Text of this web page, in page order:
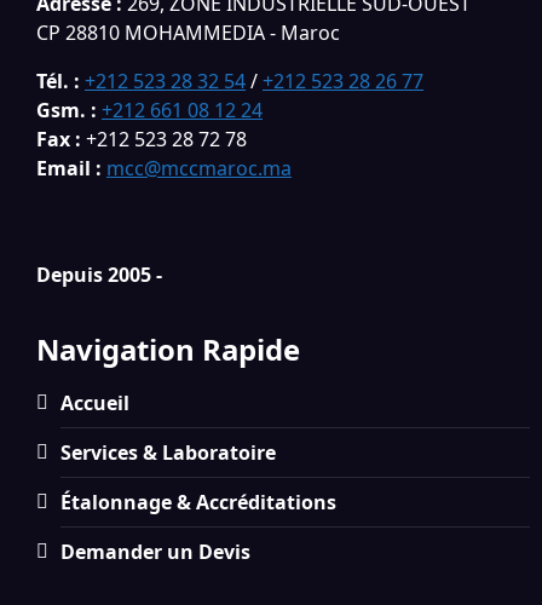
CP 28810 MOHAMMEDIA - Maroc
Tél. : +212 523 28 32 54/+212 523 28 26 77
Gsm. : +212 661 08 12 24
Fax : +212 523 28 72 78
Email : mcc@mccmaroc.ma
Depuis 2005 -
Navigation Rapide
Accueil
Services & Laboratoire
Étalonnage & Accréditations
Demander un Devis